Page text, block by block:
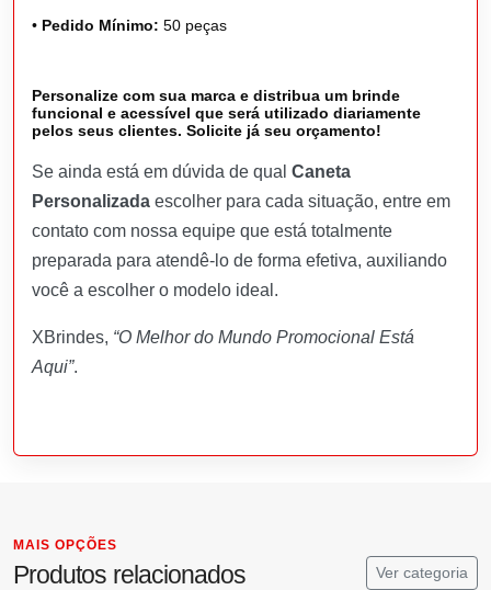
• Pedido Mínimo: 50 peças
Personalize com sua marca e distribua um brinde
funcional e acessível que será utilizado diariamente
pelos seus clientes. Solicite já seu orçamento!
Se ainda está em dúvida de qual Caneta
Personalizada escolher para cada situação, entre em
contato com nossa equipe que está totalmente
preparada para atendê-lo de forma efetiva, auxiliando
você a escolher o modelo ideal.
XBrindes, “O Melhor do Mundo Promocional Está
Aqui”.
MAIS OPÇÕES
Produtos relacionados Ver categoria